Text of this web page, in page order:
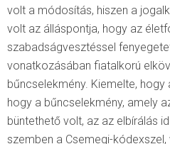
volt a módosítás, hiszen a
volt az álláspontja, hogy az
szabadságvesztéssel
vonatkozásában fiatalkorú
bűncselekmény. Kiemelte, hogy
hogy a bűncselekmény, amely
büntethető volt, az az elbírálás
szemben a Csemegi-kódexszel,